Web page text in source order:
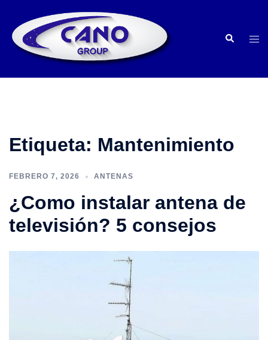
contenido
Buscar
Etiqueta: Mantenimiento
FEBRERO 7, 2026 ANTENAS
¿Como instalar antena de
televisión? 5 consejos